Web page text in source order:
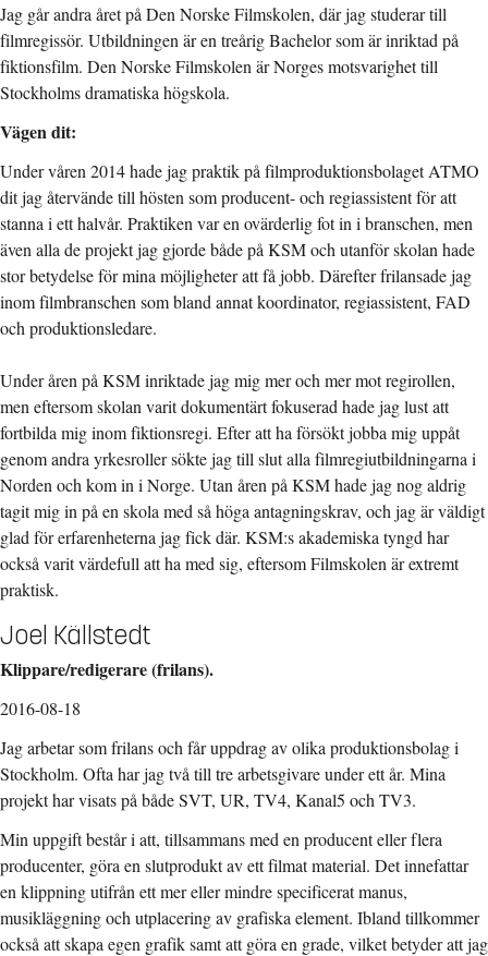
Jag går andra året på Den Norske Filmskolen, där jag studerar till
filmregissör. Utbildningen är en treårig Bachelor som är inriktad på
fiktionsfilm. Den Norske Filmskolen är Norges motsvarighet till
Stockholms dramatiska högskola.
Vägen dit:
Under våren 2014 hade jag praktik på filmproduktionsbolaget ATMO
dit jag återvände till hösten som producent- och regiassistent för att
stanna i ett halvår. Praktiken var en ovärderlig fot in i branschen, men
även alla de projekt jag gjorde både på KSM och utanför skolan hade
stor betydelse för mina möjligheter att få jobb. Därefter frilansade jag
inom filmbranschen som bland annat koordinator, regiassistent, FAD
och produktionsledare.
Under åren på KSM inriktade jag mig mer och mer mot regirollen,
men eftersom skolan varit dokumentärt fokuserad hade jag lust att
fortbilda mig inom fiktionsregi. Efter att ha försökt jobba mig uppåt
genom andra yrkesroller sökte jag till slut alla filmregiutbildningarna i
Norden och kom in i Norge. Utan åren på KSM hade jag nog aldrig
tagit mig in på en skola med så höga antagningskrav, och jag är väldigt
glad för erfarenheterna jag fick där. KSM:s akademiska tyngd har
också varit värdefull att ha med sig, eftersom Filmskolen är extremt
praktisk.
Joel Källstedt
Klippare/redigerare (frilans).
2016-08-18
Jag arbetar som frilans och får uppdrag av olika produktionsbolag i
Stockholm. Ofta har jag två till tre arbetsgivare under ett år. Mina
projekt har visats på både SVT, UR, TV4, Kanal5 och TV3.
Min uppgift består i att, tillsammans med en producent eller flera
producenter, göra en slutprodukt av ett filmat material. Det innefattar
en klippning utifrån ett mer eller mindre specificerat manus,
musikläggning och utplacering av grafiska element. Ibland tillkommer
också att skapa egen grafik samt att göra en grade, vilket betyder att jag